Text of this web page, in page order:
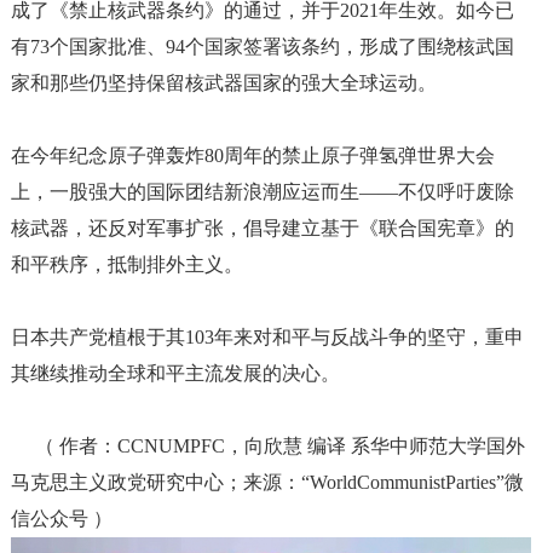
成了《禁止核武器条约》的通过，并于2021年生效。如今已
有73个国家批准、94个国家签署该条约，形成了围绕核武国
家和那些仍坚持保留核武器国家的强大全球运动。
在今年纪念原子弹轰炸80周年的禁止原子弹氢弹世界大会
上，一股强大的国际团结新浪潮应运而生——不仅呼吁废除
核武器，还反对军事扩张，倡导建立基于《联合国宪章》的
和平秩序，抵制排外主义。
日本共产党植根于其103年来对和平与反战斗争的坚守，重申
其继续推动全球和平主流发展的决心。
（ 作者： CCNUMPFC， 向欣慧 编译 系华中师范大学国外
马克思主义政党研究中心； 来源： “WorldCommunistParties”微
信公众号 ）